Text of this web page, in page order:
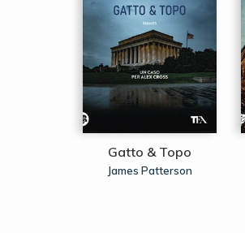
Gatto & Topo
James Patterson